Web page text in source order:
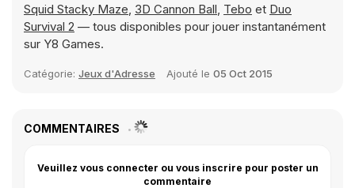
Squid Stacky Maze, 3D Cannon Ball, Tebo et Duo
Survival 2 — tous disponibles pour jouer instantanément
sur Y8 Games.
Catégorie: Jeux d'Adresse Ajouté le 05 Oct 2015
COMMENTAIRES
Veuillez vous connecter ou vous inscrire pour poster un
commentaire